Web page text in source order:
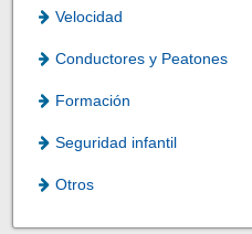
Velocidad
Conductores y Peatones
Formación
Seguridad infantil
Otros